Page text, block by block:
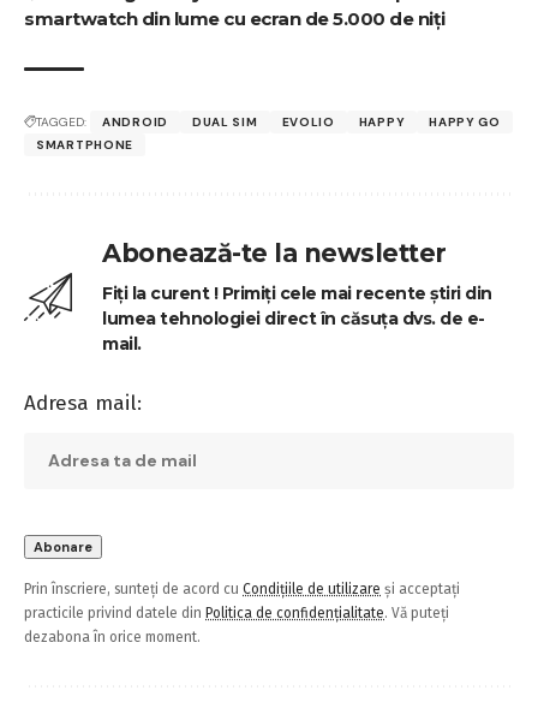
smartwatch din lume cu ecran de 5.000 de niți
TAGGED: ANDROID DUAL SIM EVOLIO HAPPY
HAPPY GO
SMARTPHONE
Abonează-te la newsletter
Fiți la curent ! Primiți cele mai recente știri din
lumea tehnologiei direct în căsuța dvs. de e-
mail.
Adresa mail:
Prin înscriere, sunteți de acord cu Condițiile de utilizare și acceptați
practicile privind datele din Politica de confidențialitate. Vă puteți
dezabona în orice moment.